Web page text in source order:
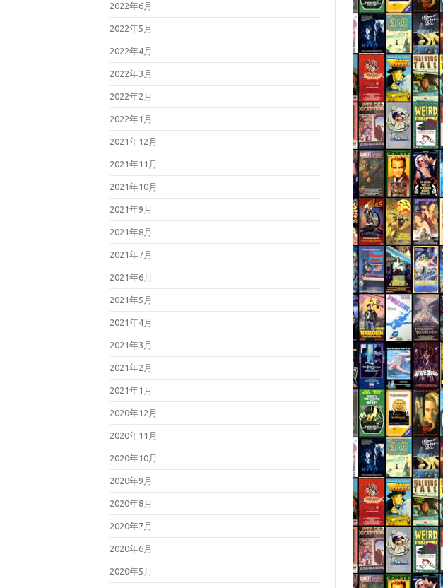
2022年6月
2022年5月
2022年4月
2022年3月
2022年2月
2022年1月
2021年12月
2021年11月
2021年10月
2021年9月
2021年8月
2021年7月
2021年6月
2021年5月
2021年4月
2021年3月
2021年2月
2021年1月
2020年12月
2020年11月
2020年10月
2020年9月
2020年8月
2020年7月
2020年6月
2020年5月